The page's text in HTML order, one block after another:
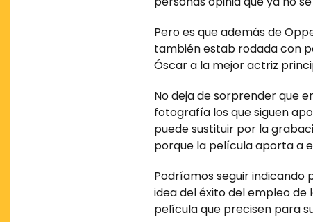
Pero es que además de
también estab rodada con
Óscar a la mejor actriz
No deja de sorprender que
fotografía los que siguen
puede sustituir por la
porque la película aporta a
Podríamos seguir
idea del éxito del empleo
película que precisen para